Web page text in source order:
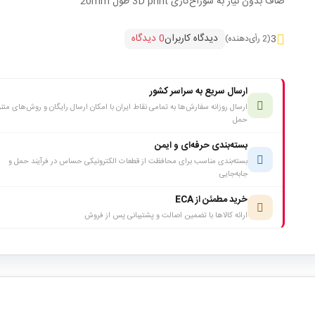
3(2 رأی‌دهنده) دیدگاه کاربران0 دیدگاه
ارسال سریع به سراسر کشور
ارسال روزانه سفارش‌ها به تمامی نقاط ایران با امکان ارسال رایگان و روش‌های
حمل
بسته‌بندی حرفه‌ای و ایمن
بسته‌بندی مناسب برای محافظت از قطعات الکترونیکی حساس در فرآیند حمل و
جابه‌جایی
خرید مطمئن از ECA
ارائه کالاها با تضمین اصالت و پشتیبانی پس از فروش